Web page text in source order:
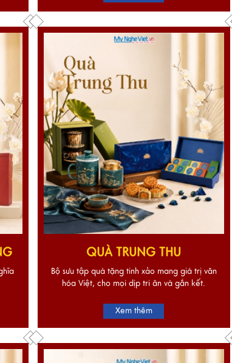
QUÀ TRUNG THU
Bộ sưu tập quà tặng tinh xảo mang giá trị văn
hóa Việt, cho mọi dịp tri ân và gắn kết.
Xem thêm